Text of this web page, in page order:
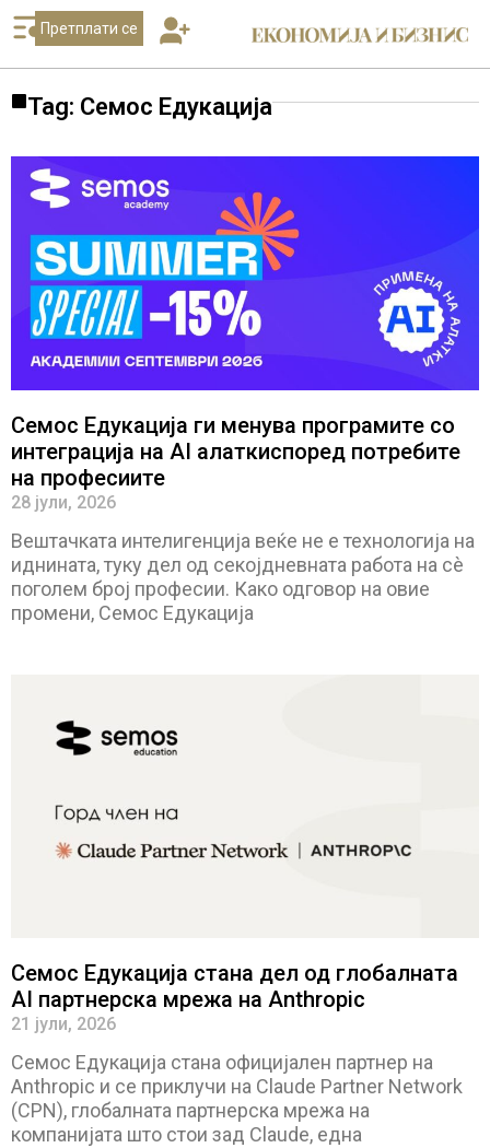
Претплати се
Tag: Семос Едукација
Семос Едукација ги менува програмите со
интеграција на AI алаткиспоред потребите
на професиите
28 јули, 2026
Вештачката интелигенција веќе не е технологија на
иднината, туку дел од секојдневната работа на сè
поголем број професии. Како одговор на овие
промени, Семос Едукација
Семос Едукација стана дел од глобалната
AI партнерска мрежа на Anthropic
21 јули, 2026
Семос Едукација стана официјален партнер на
Anthropic и се приклучи на Claude Partner Network
(CPN), глобалната партнерска мрежа на
компанијата што стои зад Claude, една